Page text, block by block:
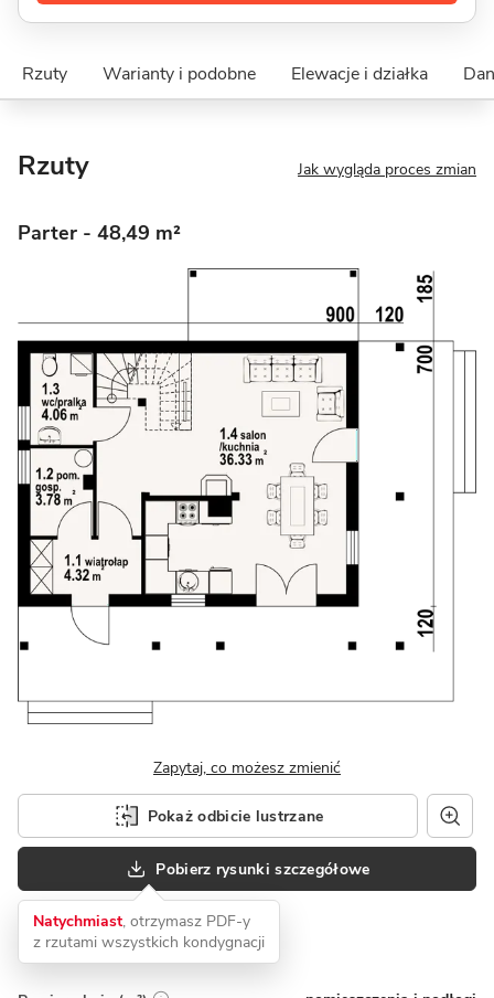
Rzuty Warianty i podobne Elewacje i działka
Rzuty Jak wygląda proces zmian
Parter - 48,49 m²
Zapytaj, co możesz zmienić
Pokaż odbicie lustrzane
Pobierz rysunki szczegółowe
Natychmiast, otrzymasz PDF-y
z rzutami wszystkich kondygnacji